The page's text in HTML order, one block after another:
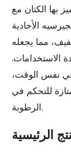
بها الكتان مع
الأحادية
مما يجعله
الاستخدامات.
في نفس الوقت،
للتحكم في
الرطوبة.
الرئيسية